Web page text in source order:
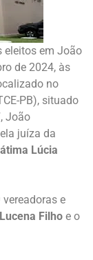
eleitos em João
de 2024, às
no
PB), situado
João
juíza da
Lúcia
vereadoras e
Filho e o